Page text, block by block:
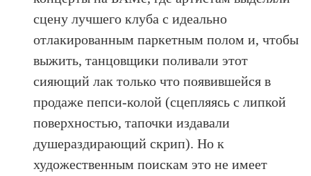
сцену лучшего клуба с идеально
отлакированным паркетным полом и, чтобы
выжить, танцовщики поливали этот
сияющий лак только что появившейся в
продаже пепси-колой (сцепляясь с липкой
поверхностью, тапочки издавали
душераздирающий скрип). Но к
художественным поискам это не имеет